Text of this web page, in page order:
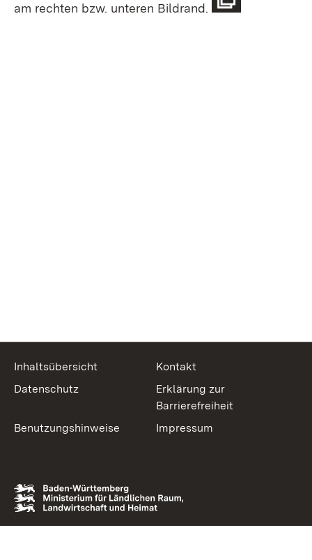
am rechten bzw. unteren Bildrand.
Inhaltsübersicht
Kontakt
Datenschutz
Erklärung zur
Barrierefreiheit
Benutzungshinweise
Impressum